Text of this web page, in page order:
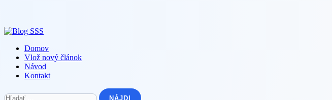
content
Domov
Vlož nový článok
Návod
Kontakt
Hľadať: